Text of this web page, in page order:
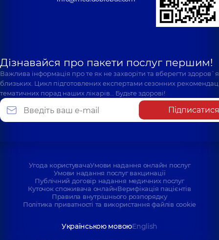
Дізнавайся про пакети послуг першим!
Важлива інформація про те як не захворіти та вберегти
близьких. Цикл підготовлених експертами сезонних
тематичних порад наших лікарів… Будьте здорові!
Підписатися
Угода користувачаУмови надання онлайн послуг
Умови надання послуг вакцинації
Публічний договір надання медичних послуг
Куточок споживача онлайнВерифікація пацієнтів
Правила внутрішнього розпорядку
Політика приватності та використання файлів cookie
Українською мовоюEnglish